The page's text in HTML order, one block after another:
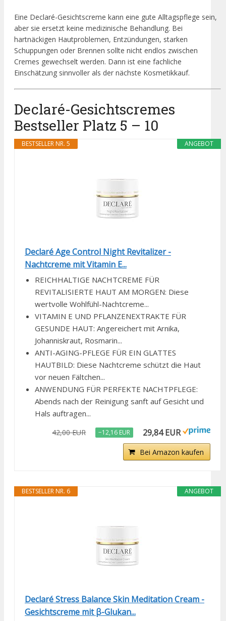
Eine Declaré-Gesichtscreme kann eine gute Alltagspflege sein,
aber sie ersetzt keine medizinische Behandlung. Bei
hartnäckigen Hautproblemen, Entzündungen, starken
Schuppungen oder Brennen sollte nicht endlos zwischen
Cremes gewechselt werden. Dann ist eine fachliche
Einschätzung sinnvoller als der nächste Kosmetikkauf.
Declaré-Gesichtscremes
Bestseller Platz 5 – 10
ANGEBOT
BESTSELLER NR. 5
Declaré Age Control Night Revitalizer -
Nachtcreme mit Vitamin E...
REICHHALTIGE NACHTCREME FÜR
REVITALISIERTE HAUT AM MORGEN: Diese
wertvolle Wohlfühl-Nachtcreme...
VITAMIN E UND PFLANZENEXTRAKTE FÜR
GESUNDE HAUT: Angereichert mit Arnika,
Johanniskraut, Rosmarin...
ANTI-AGING-PFLEGE FÜR EIN GLATTES
HAUTBILD: Diese Nachtcreme schützt die Haut
vor neuen Fältchen...
ANWENDUNG FÜR PERFEKTE NACHTPFLEGE:
Abends nach der Reinigung sanft auf Gesicht und
Hals auftragen...
42,00 EUR −12,16 EUR 29,84 EUR
Bei Amazon kaufen
ANGEBOT
BESTSELLER NR. 6
Declaré Stress Balance Skin Meditation Cream -
Gesichtscreme mit β-Glukan...